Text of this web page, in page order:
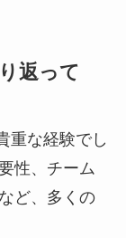
返って
重な経験でし
性、チーム
ど、多くの